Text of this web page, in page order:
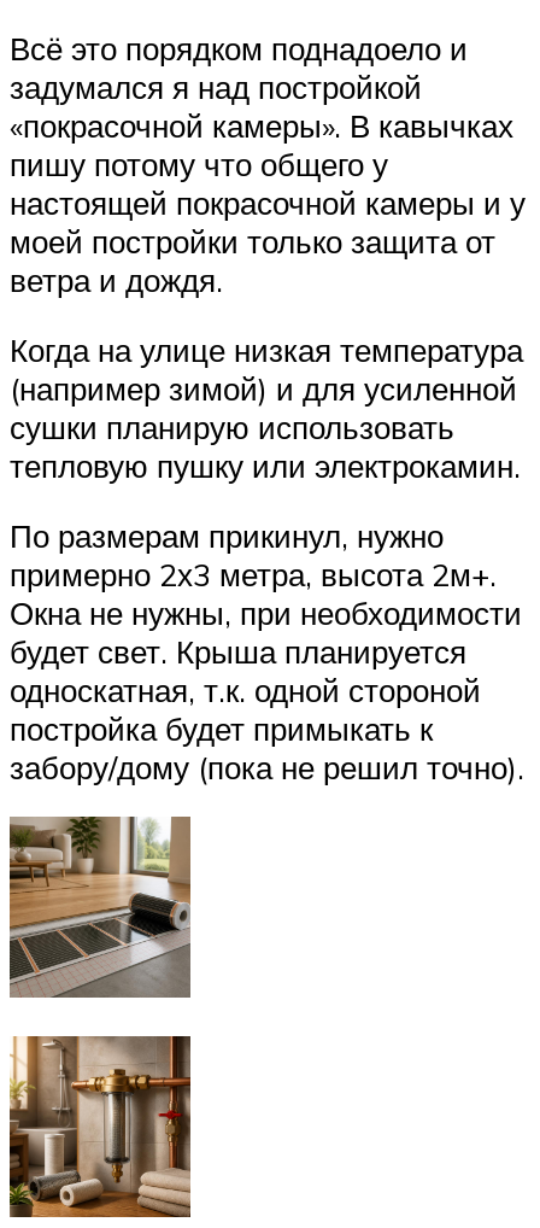
Всё это порядком поднадоело и
задумался я над постройкой
«покрасочной камеры». В кавычках
пишу потому что общего у
настоящей покрасочной камеры и у
моей постройки только защита от
ветра и дождя.
Когда на улице низкая температура
(например зимой) и для усиленной
сушки планирую использовать
тепловую пушку или электрокамин.
По размерам прикинул, нужно
примерно 2х3 метра, высота 2м+.
Окна не нужны, при необходимости
будет свет. Крыша планируется
односкатная, т.к. одной стороной
постройка будет примыкать к
забору/дому (пока не решил точно).